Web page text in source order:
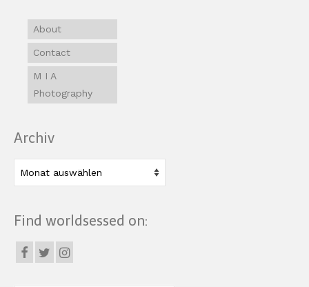
About
Contact
M I A
Photography
Archiv
Find worldsessed on: